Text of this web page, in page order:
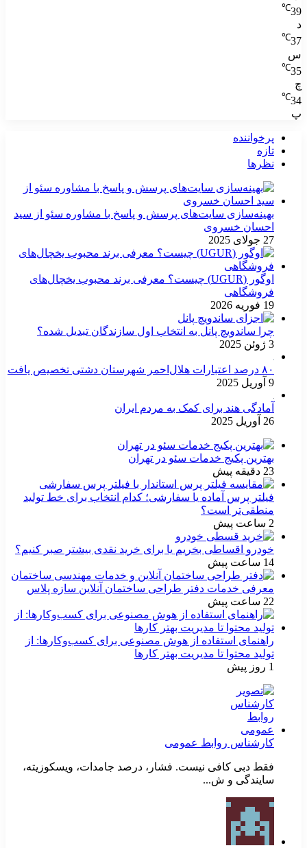
39
℃
د
37
℃
س
35
℃
چ
34
℃
پ
پرخواننده
تازه
نظرها
بهینه‌سازی سایت‌های پرسش و پاسخ با مشاوره سئو از سید
احسان خسروی
27 جولای 2025
اوگور (UGUR) چیست؟ معرفی برند محبوب یخچال‌های
فروشگاهی
19 فوریه 2026
چرا ساندویچ پانل به انتخاب اول سازندگان تبدیل شده؟
3 ژوئن 2025
۸۰ درصد اعتبارات هلال‌احمر شهرستان دشتی تخصیص یافت
9 آوریل 2025
آمادگی هند برای کمک به مردم ایران
26 آوریل 2025
بهترین پکیج خدمات سئو در تهران
23 دقیقه پیش
فیلتر پرس آماده یا سفارشی؛ کدام انتخاب برای خط تولید
منطقی‌تر است؟
2 ساعت پیش
خودرو اقساطی بخریم یا برای خرید نقدی بیشتر صبر کنیم؟
14 ساعت پیش
معرفی خدمات دفتر طراحی ساختمان آنلاین سازه پلاس
22 ساعت پیش
راهنمای استفاده از هوش مصنوعی برای کسب‌وکارها: از
تولید محتوا تا مدیریت بهتر کارها
1 روز پیش
کارشناس روابط عمومی
فقط دبی کافی نیست. فشار، درصد جامدات، ویسکوزیته،
سایندگی و ش...